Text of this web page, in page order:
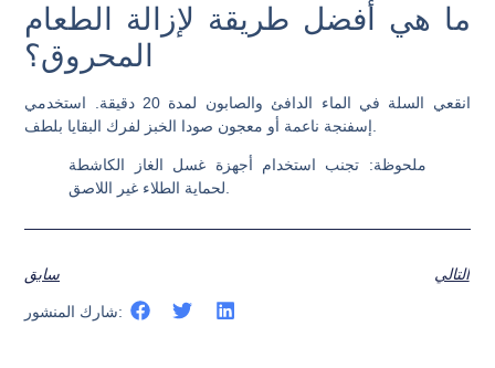
ما هي أفضل طريقة لإزالة الطعام
المحروق؟
انقعي السلة في الماء الدافئ والصابون لمدة 20 دقيقة. استخدمي
ملحوظة: تجنب استخدام أجهزة غسل الغاز الكاشطة
سابق التالي
شارك المنشور: